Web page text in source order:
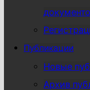
Публикации
Новые
Архив